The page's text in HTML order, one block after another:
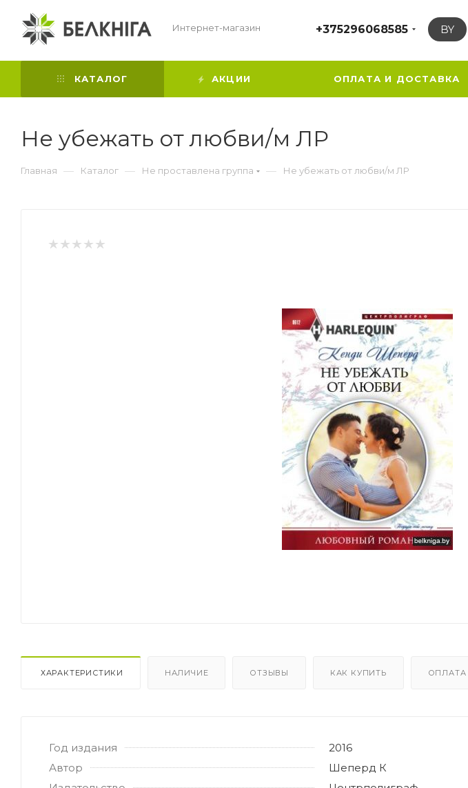
Интернет-магазин +375296068585 BY
КАТАЛОГ АКЦИИ ОПЛАТА И ДОСТАВКА
Не убежать от любви/м ЛР
Главная — Каталог — Не проставлена группа — Не убежать от любви/м ЛР
ХАРАКТЕРИСТИКИ НАЛИЧИЕ ОТЗЫВЫ КАК КУПИТЬ ОПЛАТА
Год издания
2016
Автор
Шеперд К